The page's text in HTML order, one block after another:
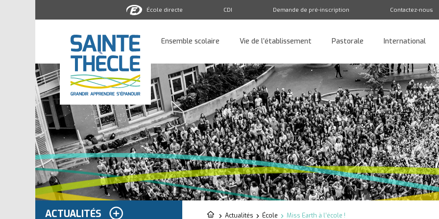
scolaire
Sainte-
Thècle
Ensemble scolaire Vie de l’établissement Pastorale International
École directe CDI Demande de pré-inscription Contactez-nous
Retour
Actualités École Miss Earth à l’école !
ACTUALITÉS